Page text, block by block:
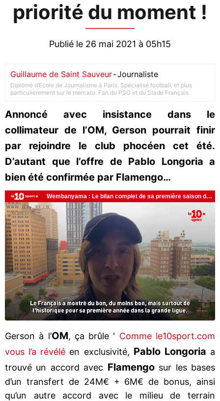
priorité du moment !
Publié le 26 mai 2021 à 05h15
Guillaume de Saint Sauveur-Journaliste
Diplômé d’Ecole de Journalisme à Paris. Spécialisé football, et plus
particulièrement sur le mercato. Fan du PSG et du Stade Français.
Annoncé avec insistance dans le
collimateur de l’OM, Gerson pourrait finir
par rejoindre le club phocéen cet été.
D’autant que l’offre de Pablo Longoria a
bien été confirmée par Flamengo…
Gerson à l’OM, ça brûle ' Comme le10sport.com
vous l’a révélé en exclusivité, Pablo Longoria a
trouvé un accord avec Flamengosur les bases
d’un transfert de 24M€ + 6M€ de bonus, ainsi
qu’un autre accord avec le milieu de terrain